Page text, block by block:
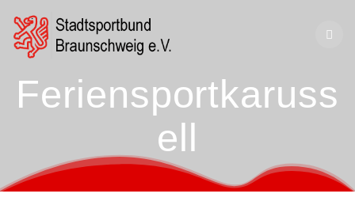
Feriensportkaruss
ell